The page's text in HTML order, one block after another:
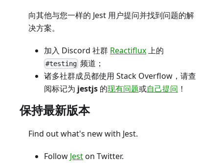
向其他与您一样的 Jest 用户提问并找到问题的解
决方案。
加入 Discord 社群 Reactiflux上的
#testing 频道；
诸多社群成员都使用 Stack Overflow，请查
阅标记为 jestjs 的现有问题或自己提问 ！
保持最新版本
Find out what's new with Jest.
Follow Jeston Twitter.